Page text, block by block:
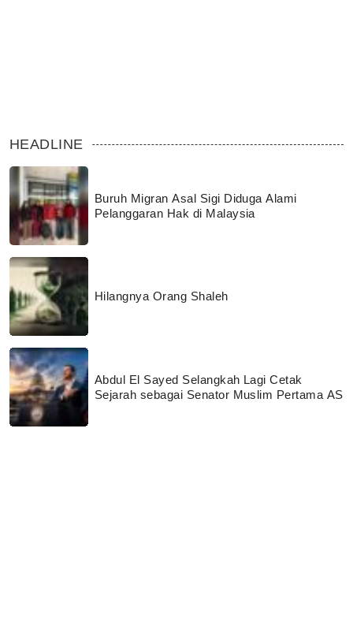
HEADLINE
Buruh Migran Asal Sigi Diduga Alami
Pelanggaran Hak di Malaysia
Hilangnya Orang Shaleh
Abdul El Sayed Selangkah Lagi Cetak
Sejarah sebagai Senator Muslim Pertama AS